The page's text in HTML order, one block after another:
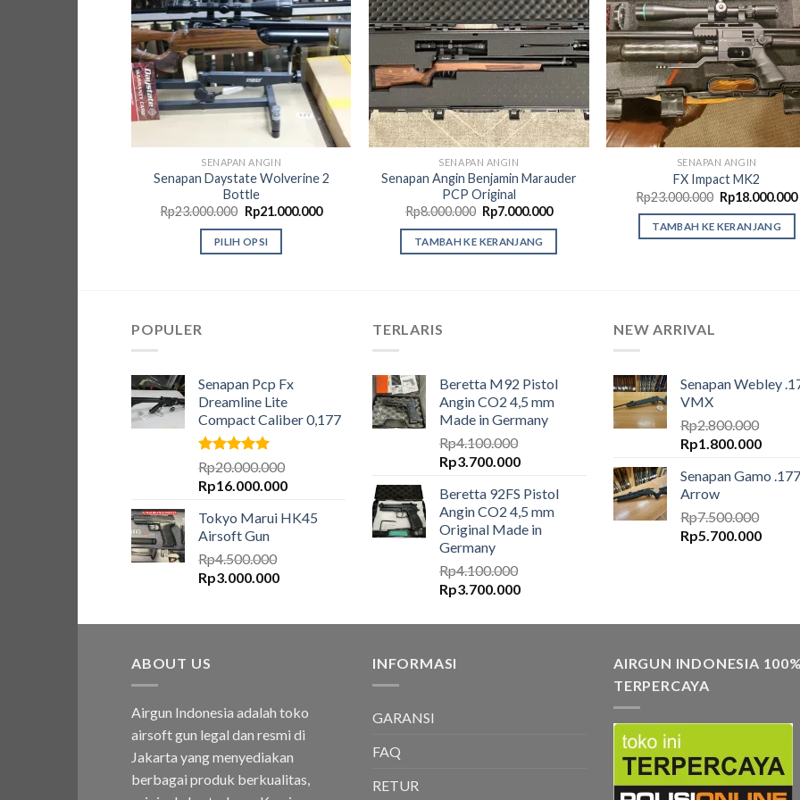
SENAPAN ANGIN
Senapan Daystate Wolverine 2
Bottle
Rp23.000.000 Harga
aslinya
adalah:
Rp23.000.000.
Rp21.000.000Harga
PILIH OPSI
ini
dapat
diambil
di
halaman
produk
SENAPAN ANGIN
Senapan Angin Benjamin Marauder
PCP Original
Rp8.000.000 Harga
aslinya
adalah:
Rp8.000.000.
Rp7.000.000Harga
ini
TAMBAH KE KERANJANG
SENAPAN ANGIN
FX Impact MK2
Rp23.000.000 Harga
aslinya
adalah:
Rp23.000.000.
Rp18.000.000
TAMBAH KE KERANJANG
POPULER
Senapan Pcp Fx
Dreamline Lite
Compact Caliber 0,177
Dinilai5.00
dari 5
Rp20.000.000
Harga
adalah:
Rp20.000.000.
Rp16.000.000Harga
ini
Tokyo Marui HK45
Airsoft Gun
Rp4.500.000
Harga
Rp3.000.000Harga
TERLARIS
Beretta M92 Pistol
Angin CO2 4,5 mm
Made in Germany
Rp4.100.000
Harga
adalah:
Rp4.100.000.
Rp3.700.000Harga
ini
adalah:
Rp3.700.000.
Beretta 92FS Pistol
Angin CO2 4,5 mm
Original Made in
Germany
Rp4.100.000
Harga
adalah:
Rp3.700.000Harga
ini
NEW ARRIVAL
Senapan Webley
VMX
Rp2.800.000
Harga
adalah:
Rp2.800.000.
Rp1.800.000Harga
ini
Senapan Gamo .177
Arrow
Rp7.500.000
Harga
Rp5.700.000Harga
ABOUT US
Airgun Indonesia adalah toko
airsoft gun legal dan resmi di
Jakarta yang menyediakan
berbagai produk berkualitas,
INFORMASI
GARANSI
FAQ
RETUR
AIRGUN INDONESIA 100%
TERPERCAYA